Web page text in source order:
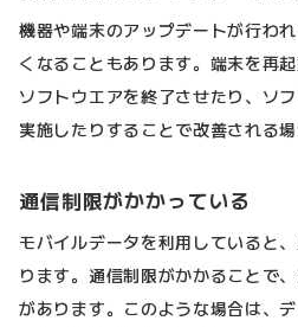
機器や端末のアップデートが行わ
くなることもあります。端末を再
ソフトウエアを終了させたり、ソ
実施したりすることで改善される場
通信制限がかかっている
モバイルデータを利用していると
ります。通信制限がかかることで
があります。このような場合は、